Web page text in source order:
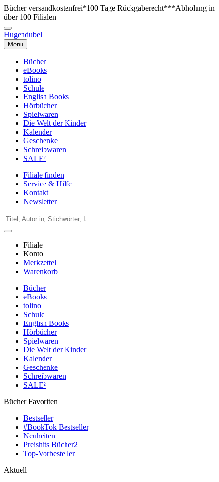
Bücher versandkostenfrei*100 Tage Rückgaberecht***Abholung in
über 100 Filialen
Hugendubel
Menu
Bücher
eBooks
tolino
Schule
English Books
Hörbücher
Spielwaren
Die Welt der Kinder
Kalender
Geschenke
Schreibwaren
SALE²
Filiale finden
Service & Hilfe
Kontakt
Newsletter
Filiale
Konto
Merkzettel
Warenkorb
Bücher
eBooks
tolino
Schule
English Books
Hörbücher
Spielwaren
Die Welt der Kinder
Kalender
Geschenke
Schreibwaren
SALE²
Bücher Favoriten
Bestseller
#BookTok Bestseller
Neuheiten
Preishits Bücher2
Top-Vorbesteller
Aktuell